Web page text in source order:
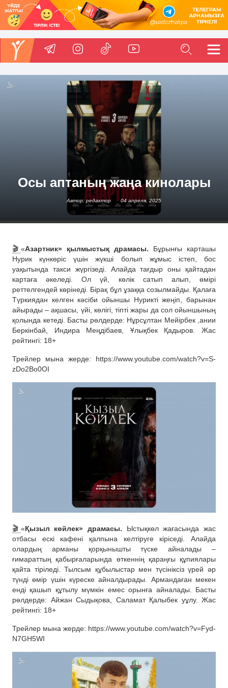
Осы аптаның жаңа кинолары
Автор: редактор 04 апреля, 2025
🎬 «Азартник» қылмыстық драмасы. Бұрынғы карташы
Нурик күнкөріс үшін жүкші болып жұмыс істеп, бос
уақытында такси жүргізеді. Алайда тағдыр оны қайтадан
картаға әкеледі. Ол үй, көлік сатып алып, өмірі
реттелгендей көрінеді. Бірақ бұл ұзаққа созылмайды. Қалаға
Түркиядан келген кәсіби ойыншы Нурикті жеңіп, барынан
айырады – ақшасы, үйі, көлігі, тіпті жары да сол ойыншының
қолында кетеді. Басты рөлдерде: Нұрсұлтан Мейірбек ,ании
Беркінбай, Индира Меңдібаев, Ұлықбек Қадыров. Жас
рейтингі: 18+
Трейлер мына жерде: https://www.youtube.com/watch?v=S-
zDo2Bo0OI
🎬 «Қызыл көйлек» драмасы. Ыстықкөл жағасында жас
отбасы ескі кафені қалпына келтіруге кіріседі. Алайда
олардың арманы қорқынышты түске айналады –
ғимараттың қабырғаларында өткеннің қараңғы құпиялары
қайта тіріледі. Тылсым құбылыстар мен түсініксіз үрей әр
түнді өмір үшін күреске айналдырады. Армандаған мекен
енді қашып құтылу мүмкін емес орынға айналады. Басты
рөлдерде: Айжан Сыдықова, Саламат Қалыбек уұлу. Жас
рейтингі: 18+
Трейлер мына жерде: https://www.youtube.com/watch?v=Fyd-
N7GH5WI